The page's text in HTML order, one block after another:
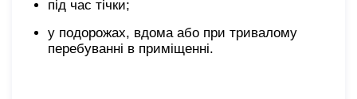
під час тічки;
у подорожах, вдома або при тривалому
перебуванні в приміщенні.